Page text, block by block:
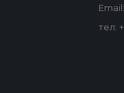
тел: